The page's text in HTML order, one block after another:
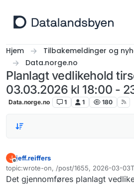
Hjem
Tilbakemeldinger og
Data.norge.no
Planlagt vedlikehold
03.03.2026 kl 18:00 -
Data.norge.no 1 1 180
J
Frakoblet
jeff.reiffers
topic:wrote-on, /post/1655, 2026-03-
Sist endret av
Det gjennomføres planlagt